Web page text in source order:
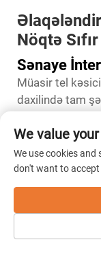
Nöqtə
Sənaye
Müasir tel
daxilində tam
məlumatları
platformalarına
müəssisə
qoşulmuş
göstəriciləri,
avadanlığın iş
We value
We use cookies
don't want to accept